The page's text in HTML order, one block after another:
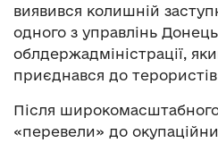
виявився колишній
одного з управлінь
облдержадміністрації,
приєднався до
Після
«перевели» до